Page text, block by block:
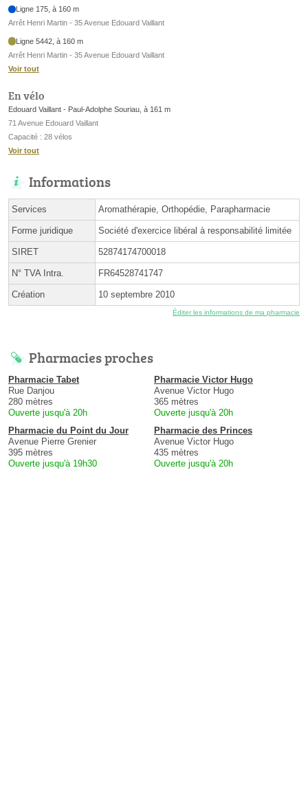
Ligne 175, à 160 m
Arrêt Henri Martin - 35 Avenue Edouard Vaillant
Ligne 5442, à 160 m
Arrêt Henri Martin - 35 Avenue Edouard Vaillant
Voir tout
En vélo
Edouard Vaillant - Paul-Adolphe Souriau, à 161 m
71 Avenue Edouard Vaillant
Capacité : 28 vélos
Voir tout
Informations
Services Aromathérapie, Orthopédie, Parapharmacie
Forme juridique Société d'exercice libéral à responsabilité limitée
SIRET 52874174700018
N° TVA Intra. FR64528741747
Création 10 septembre 2010
Éditer les informations de ma pharmacie
Pharmacies proches
Pharmacie Tabet
Rue Danjou
280 mètres
Ouverte jusqu'à 20h
Pharmacie Victor Hugo
Avenue Victor Hugo
365 mètres
Ouverte jusqu'à 20h
Pharmacie du Point du Jour
Avenue Pierre Grenier
395 mètres
Ouverte jusqu'à 19h30
Pharmacie des Princes
Avenue Victor Hugo
435 mètres
Ouverte jusqu'à 20h